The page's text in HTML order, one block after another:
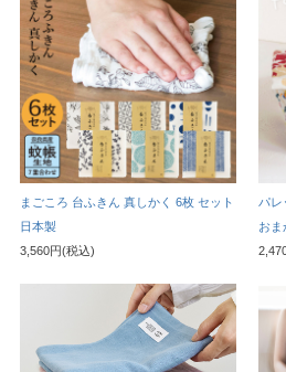
まごころ 台ふきん 真しかく 6枚 セット
日本製
3,560円(税込)
パレ
おま